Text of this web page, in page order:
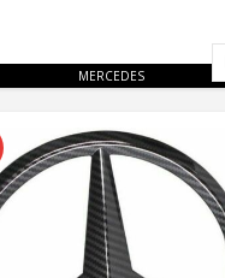
MERCEDES